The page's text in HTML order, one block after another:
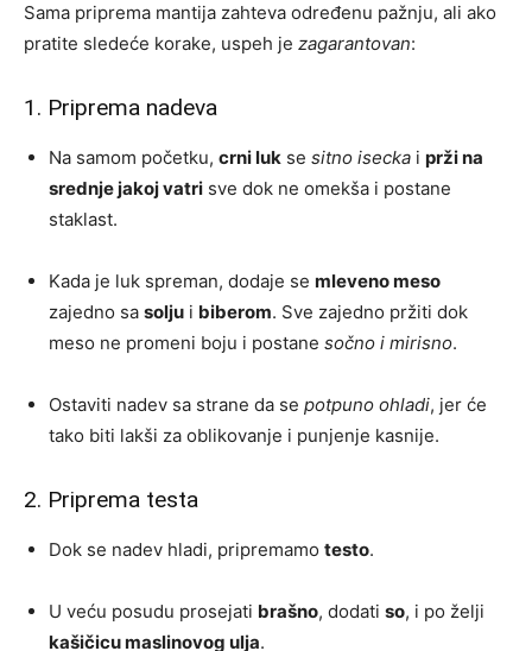
Sama priprema mantija zahteva određenu pažnju, ali ako
pratite sledeće korake, uspeh je zagarantovan:
1. Priprema nadeva
Na samom početku, crni luk se sitno isecka i prži na
srednje jakoj vatri sve dok ne omekša i postane
staklast.
Kada je luk spreman, dodaje se mleveno meso
zajedno sa solju i biberom. Sve zajedno pržiti dok
meso ne promeni boju i postane sočno i mirisno.
Ostaviti nadev sa strane da se potpuno ohladi, jer će
tako biti lakši za oblikovanje i punjenje kasnije.
2. Priprema testa
Dok se nadev hladi, pripremamo testo.
U veću posudu prosejati brašno, dodati so, i po želji
kašičicu maslinovog ulja.